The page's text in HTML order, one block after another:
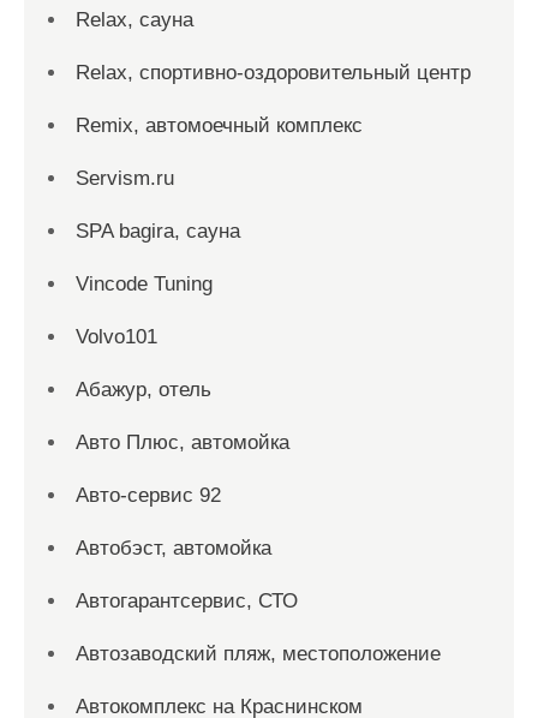
Relax, сауна
Relax, спортивно-оздоровительный центр
Remix, автомоечный комплекс
Servism.ru
SPA bagira, сауна
Vincode Tuning
Volvo101
Абажур, отель
Авто Плюс, автомойка
Авто-сервис 92
Автобэст, автомойка
Автогарантсервис, СТО
Автозаводский пляж, местоположение
Автокомплекс на Краснинском